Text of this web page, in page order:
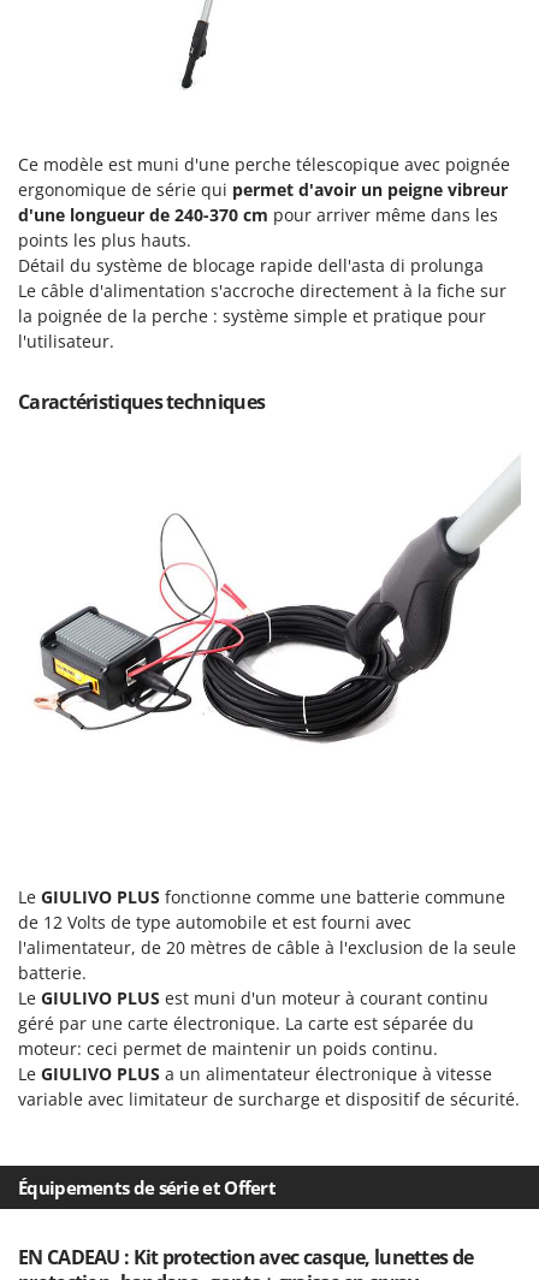
Tondeuses autoportées
Tondeuses débroussailleuses thermiques
Transpalettes
Treuils de débardage
Tronçonneuses
V
Vêtements de Sécurité
Vibroculteurs à tracteur
Lampacrescia - MGM
LAR Casalinghi
Linea VZ
Lisam
Lotusgrill
M
M.A.I.BO.
Macom
Makita
Marina Systems
Mastercook
Masterpro
McCulloch
MCH
More than chef
MOSA
MOVA
Mowox
MTD
N
New O.M.R.A.
Ninja
Novatec
Novital
Ce modèle est muni d'une perche télescopique avec poignée
ergonomique de série qui permet d'avoir un peigne vibreur
d'une longueur de 240-370 cm pour arriver même dans les
points les plus hauts.
Détail du système de blocage rapide dell'asta di prolunga
Le câble d'alimentation s'accroche directement à la fiche sur
la poignée de la perche : système simple et pratique pour
l'utilisateur.
Caractéristiques techniques
Le GIULIVO PLUS fonctionne comme une batterie commune
de 12 Volts de type automobile et est fourni avec
l'alimentateur, de 20 mètres de câble à l'exclusion de la seule
batterie.
Le GIULIVO PLUS est muni d'un moteur à courant continu
géré par une carte électronique. La carte est séparée du
moteur: ceci permet de maintenir un poids continu.
Le GIULIVO PLUS a un alimentateur électronique à vitesse
variable avec limitateur de surcharge et dispositif de sécurité.
Équipements de série et Offert
EN CADEAU : Kit protection avec casque, lunettes de